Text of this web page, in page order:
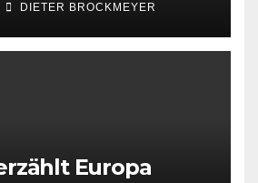
DIETER BROCKMEYER
Europa